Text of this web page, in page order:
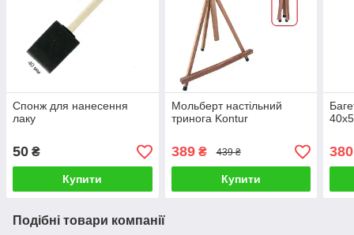
Спонж для нанесення
лаку
50 ₴
Купити
Мольберт настільний
тринога Kontur
389₴ 439 ₴
Купити
380
Подібні товари компанії